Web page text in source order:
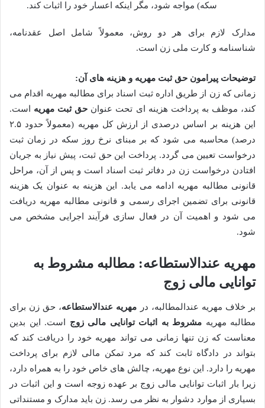
سکه) مواجه شود، مگر اینکه اعسار خود را اثبات کند.
مدارک لازم برای هر دو روش، معمولاً شامل اصل عقدنامه،
شناسنامه و کارت ملی زن است.
توضیحات پیرامون حق ثبت مهریه و هزینه های آن:
زمانی که زن از طریق اداره ثبت اسناد برای مطالبه مهریه اقدام می
کند، موظف به پرداخت هزینه ای تحت عنوان حق ثبت مهریه است.
این هزینه بر اساس درصدی از ارزش کل مهریه (معمولاً حدود ۲.۵
درصد) محاسبه می شود که بر مبنای نرخ روز سکه در زمان ثبت
درخواست تعیین می گردد. پرداخت این حق ثبت، پیش نیاز به جریان
افتادن درخواست زن در دفاتر ثبت اسناد است و پس از آن، مراحل
قانونی مطالبه مهریه ادامه می یابد. این هزینه به عنوان یک هزینه
قانونی برای تضمین اجرای رسمی و قانونی مطالبه مهریه دریافت
می شود و اهمیت آن در فعال سازی فرآیند اجرایی مشخص می
شود.
مهریه عندالاستطاعه: مطالبه مشروط به
توانایی مالی زوج
بر خلاف مهریه عندالمطالبه، در مهریه عندالاستطاعه، حق زن برای
مطالبه مهریه مشروط به اثبات توانایی مالی زوج است. این بدین
معناست که زن تنها زمانی می تواند مهریه خود را دریافت کند که
بتواند در دادگاه ثابت کند که مرد تمکن مالی لازم برای پرداخت
مهریه را دارد. این نوع مهریه، چالش های خاص خود را به همراه دارد،
زیرا بار اثبات توانایی مالی زوج بر عهده زوجه است و این اثبات در
بسیاری از موارد دشوار به نظر می رسد. زن باید مدارک و مستنداتی